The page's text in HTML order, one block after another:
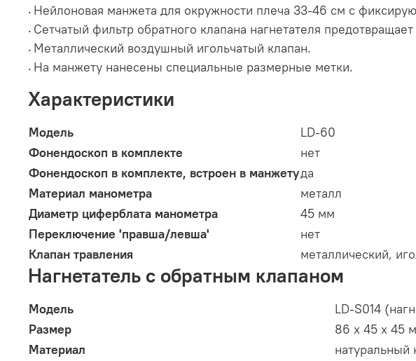
• Нейлоновая манжета для окружности плеча 33-46 см с
• Сетчатый фильтр обратного клапана нагнетателя
• Металлический воздушный игольчатый клапан.
• На манжету нанесены специальные размерные метки.
Характеристики
Модель
LD-60
Фонендоскоп в комплекте
нет
Фонендоскоп в комплекте, встроен в манжетуда
Материал манометра
металл
Диаметр циферблата манометра
45 мм
Переключение 'правша/левша'
нет
Клапан травления
металлический,
Нагнетатель с обратным клапаном
Модель
LD-S014
Размер
86 х 45 х 45
Материал
натуральный